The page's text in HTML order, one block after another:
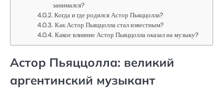
занимался?
Когда и где родился Астор Пьяццолла?
Как Астор Пьяццолла стал известным?
Какое влияние Астор Пьяццолла оказал на музыку?
Астор Пьяццолла: великий
аргентинский музыкант